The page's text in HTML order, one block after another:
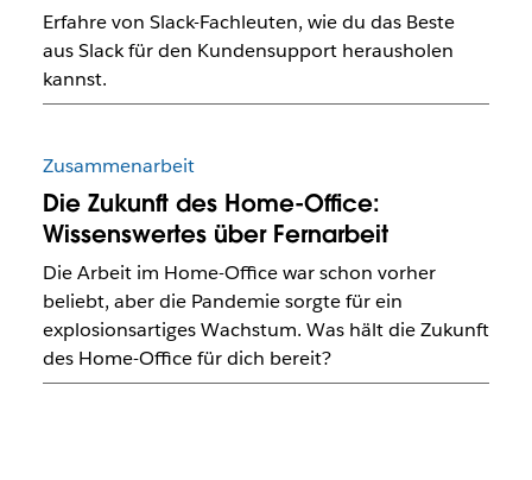
Erfahre von Slack-Fachleuten, wie du das Beste
aus Slack für den Kundensupport herausholen
kannst.
Zusammenarbeit
Die Zukunft des Home-Office:
Wissenswertes über Fernarbeit
Die Arbeit im Home-Office war schon vorher
beliebt, aber die Pandemie sorgte für ein
explosionsartiges Wachstum. Was hält die Zukunft
des Home-Office für dich bereit?